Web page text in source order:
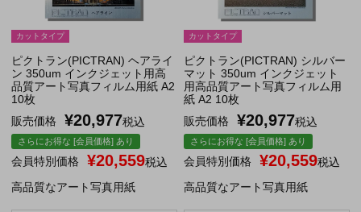
カットタイプ
ピクトラン(PICTRAN) ヘアライ
ン 350um インクジェット用高
品質アート写真フィルム用紙 A2
10枚
販売価格
¥20,977税込
さらにお得な [会員価格] あり
会員特別価格 ¥20,559税込
高品質なアート写真用紙
カットタイプ
ピクトラン(PICTRAN) シルバー
マット 350um インクジェット
用高品質アート写真フィルム用
紙 A2 10枚
販売価格
¥20,977税込
さらにお得な [会員価格] あり
会員特別価格 ¥20,559税込
高品質なアート写真用紙